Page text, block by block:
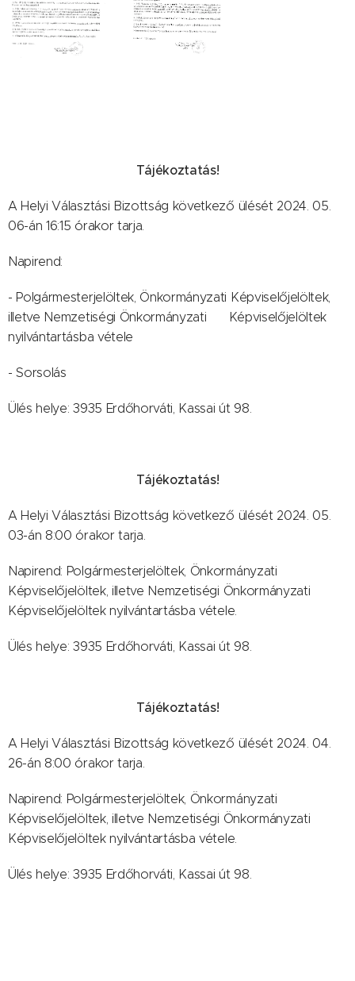
Tájékoztatás!
A Helyi Választási Bizottság következő ülését 2024. 05.
06-án 16:15 órakor tarja.
Napirend:
- Polgármesterjelöltek, Önkormányzati Képviselőjelöltek,
illetve Nemzetiségi Önkormányzati Képviselőjelöltek
nyilvántartásba vétele
- Sorsolás
Ülés helye: 3935 Erdőhorváti, Kassai út 98.
Tájékoztatás!
A Helyi Választási Bizottság következő ülését 2024. 05.
03-án 8:00 órakor tarja.
Napirend: Polgármesterjelöltek, Önkormányzati
Képviselőjelöltek, illetve Nemzetiségi Önkormányzati
Képviselőjelöltek nyilvántartásba vétele.
Ülés helye: 3935 Erdőhorváti, Kassai út 98.
Tájékoztatás!
A Helyi Választási Bizottság következő ülését 2024. 04.
26-án 8:00 órakor tarja.
Napirend: Polgármesterjelöltek, Önkormányzati
Képviselőjelöltek, illetve Nemzetiségi Önkormányzati
Képviselőjelöltek nyilvántartásba vétele.
Ülés helye: 3935 Erdőhorváti, Kassai út 98.